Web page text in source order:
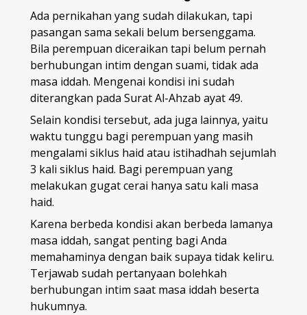
Ada pernikahan yang sudah dilakukan, tapi
pasangan sama sekali belum bersenggama.
Bila perempuan diceraikan tapi belum pernah
berhubungan intim dengan suami, tidak ada
masa iddah. Mengenai kondisi ini sudah
diterangkan pada Surat Al-Ahzab ayat 49.
Selain kondisi tersebut, ada juga lainnya, yaitu
waktu tunggu bagi perempuan yang masih
mengalami siklus haid atau istihadhah sejumlah
3 kali siklus haid. Bagi perempuan yang
melakukan gugat cerai hanya satu kali masa
haid.
Karena berbeda kondisi akan berbeda lamanya
masa iddah, sangat penting bagi Anda
memahaminya dengan baik supaya tidak keliru.
Terjawab sudah pertanyaan bolehkah
berhubungan intim saat masa iddah beserta
hukumnya.